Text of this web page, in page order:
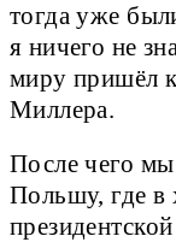
тогда уже
я ничего не
миру пришёл
Миллера.
После чего
Польшу, где в